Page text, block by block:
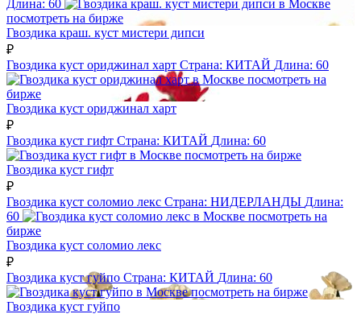
Длина: 60
посмотреть на бирже
Гвоздика краш. куст мистери дипси
₽
Гвоздика куст ориджинал харт Страна: КИТАЙ Длина: 60
посмотреть на
бирже
Гвоздика куст ориджинал харт
₽
Гвоздика куст гифт Страна: КИТАЙ Длина: 60
посмотреть на бирже
Гвоздика куст гифт
₽
Гвоздика куст соломио лекс Страна: НИДЕРЛАНДЫ Длина:
60
посмотреть на
бирже
Гвоздика куст соломио лекс
₽
Гвоздика куст гуйпо Страна: КИТАЙ Длина: 60
посмотреть на бирже
Гвоздика куст гуйпо